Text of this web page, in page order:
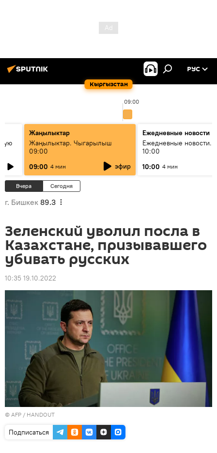
Кыргызстан
РУС
09:00
Жаңылыктар
Жаңылыктар. Чыгарылыш
09:00
09:00 4 мин эфир
Ежедневные новости
Ежедневные новости.
10:00
10:00 4 мин
Вчера Сегодня
г. Бишкек 89.3
Зеленский уволил посла в
Казахстане, призывавшего
убивать русских
10:35 19.10.2022
© AFP / HANDOUT
Подписаться